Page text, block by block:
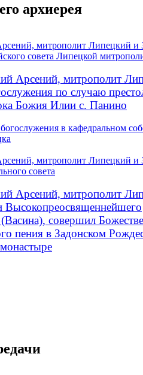
архиерея
митрополит Липецкий и
совета Липецкой
Арсений, митрополит
по случаю
Божия Илии с. Панино
в кафедральном
митрополит Липецкий и
совета
Арсений, митрополит
Высокопреосвященнейшего
совершил
пения в Задонском